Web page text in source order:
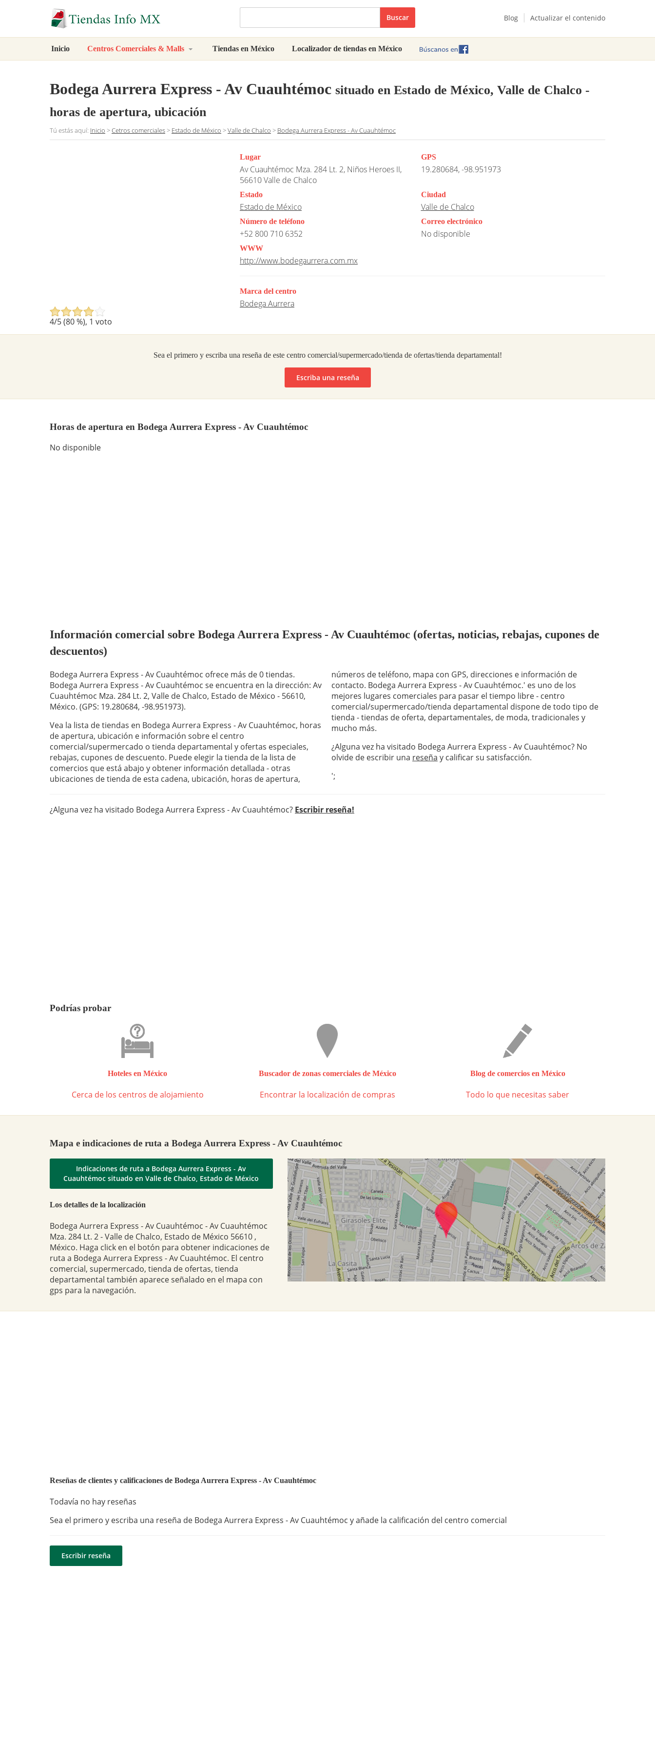
Buscar Blog Actualizar el contenido
Inicio Centros Comerciales & Malls Tiendas en México Localizador de tiendas en México
Bodega Aurrera Express - Av Cuauhtémoc situado en Estado de México, Valle de Chalco -
horas de apertura, ubicación
Tú estás aquí: Inicio >Cetros comerciales> Estado de México >Valle de Chalco > Bodega Aurrera Express - Av Cuauhtémoc
4/5 (80%), 1 voto
Lugar
Av Cuauhtémoc Mza. 284 Lt. 2, Niños Heroes II,
56610 Valle de Chalco
GPS
19.280684, -98.951973
Estado
Estado de México
Ciudad
Valle de Chalco
Número de teléfono
+52 800 710 6352
Correo electrónico
No disponible
WWW
http://www.bodegaurrera.com.mx
Marca del centro
Bodega Aurrera
Sea el primero y escriba una reseña de este centro comercial/supermercado/tienda de ofertas/tienda departamental!
Escriba una reseña
Horas de apertura en Bodega Aurrera Express - Av Cuauhtémoc
No disponible
Información comercial sobre Bodega Aurrera Express - Av Cuauhtémoc (ofertas, noticias, rebajas, cupones de
descuentos)
Bodega Aurrera Express - Av Cuauhtémoc ofrece más de 0 tiendas.
Bodega Aurrera Express - Av Cuauhtémoc se encuentra en la dirección: Av
Cuauhtémoc Mza. 284 Lt. 2, Valle de Chalco, Estado de México - 56610,
México. (GPS: 19.280684, -98.951973).
Vea la lista de tiendas en Bodega Aurrera Express - Av Cuauhtémoc, horas
de apertura, ubicación e información sobre el centro
comercial/supermercado o tienda departamental y ofertas especiales,
rebajas, cupones de descuento. Puede elegir la tienda de la lista de
comercios que está abajo y obtener información detallada - otras
ubicaciones de tienda de esta cadena, ubicación, horas de apertura,
números de teléfono, mapa con GPS, direcciones e información de
contacto. Bodega Aurrera Express - Av Cuauhtémoc.' es uno de los
mejores lugares comerciales para pasar el tiempo libre - centro
comercial/supermercado/tienda departamental dispone de todo tipo de
tienda - tiendas de oferta, departamentales, de moda, tradicionales y
mucho más.
¿Alguna vez ha visitado Bodega Aurrera Express - Av Cuauhtémoc? No
olvide de escribir una reseña y calificar su satisfacción.
';
¿Alguna vez ha visitado Bodega Aurrera Express - Av Cuauhtémoc? Escribir reseña!
Podrías probar
Hoteles en México
Cerca de los centros de alojamiento
Buscador de zonas comerciales de México
Encontrar la localización de compras
Blog de comercios en México
Todo lo que necesitas saber
Mapa e indicaciones de ruta a Bodega Aurrera Express - Av Cuauhtémoc
Indicaciones de ruta a Bodega Aurrera Express - Av
Cuauhtémoc situado en Valle de Chalco, Estado de México
Los detalles de la localización
Bodega Aurrera Express - Av Cuauhtémoc - Av Cuauhtémoc
Mza. 284 Lt. 2 - Valle de Chalco, Estado de México 56610 ,
México. Haga click en el botón para obtener indicaciones de
ruta a Bodega Aurrera Express - Av Cuauhtémoc. El centro
comercial, supermercado, tienda de ofertas, tienda
departamental también aparece señalado en el mapa con
gps para la navegación.
Reseñas de clientes y calificaciones de Bodega Aurrera Express - Av Cuauhtémoc
Todavía no hay reseñas
Sea el primero y escriba una reseña de Bodega Aurrera Express - Av Cuauhtémoc y añade la calificación del centro comercial
Escribir reseña